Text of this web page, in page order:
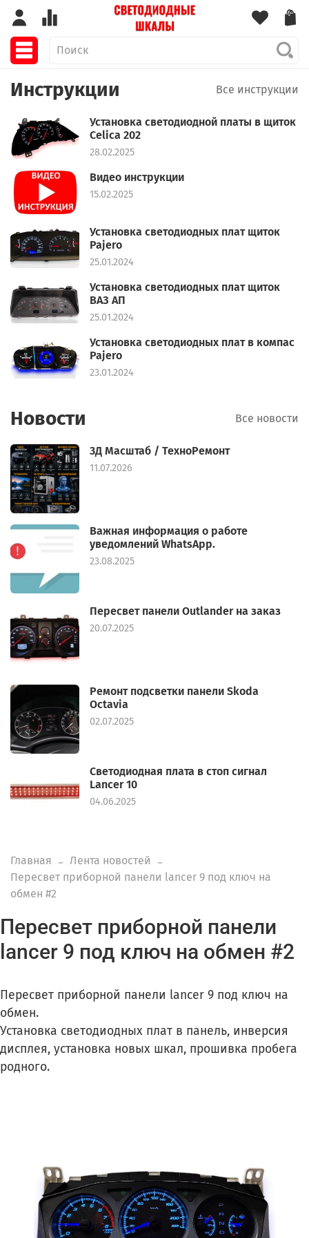
Главная
Лента новостей
Пересвет приборной панели lancer 9 под ключ на
обмен #2
Пересвет приборной панели
lancer 9 под ключ на обмен #2
Пересвет приборной панели lancer 9 под ключ на
обмен.
Установка светодиодных плат в панель, инверсия
дисплея, установка новых шкал, прошивка пробега
родного.
Инструкции Все инструкции
Установка светодиодной платы в щиток
Celica 202
28.02.2025
Видео инструкции
15.02.2025
Установка светодиодных плат щиток
Pajero
25.01.2024
Установка светодиодных плат щиток
ВАЗ АП
25.01.2024
Установка светодиодных плат в компас
Pajero
23.01.2024
Новости Все новости
3Д Масштаб / ТехноРемонт
11.07.2026
Важная информация о работе
уведомлений WhatsApp.
23.08.2025
Пересвет панели Outlander на заказ
20.07.2025
Ремонт подсветки панели Skoda
Octavia
02.07.2025
Светодиодная плата в стоп сигнал
Lancer 10
04.06.2025